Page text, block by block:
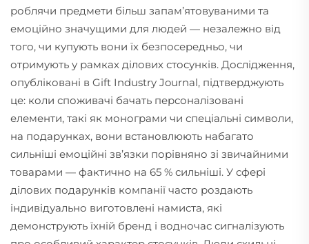
роблячи предмети більш запам’ятовуваними та
емоційно значущими для людей — незалежно від
того, чи купують вони їх безпосередньо, чи
отримують у рамках ділових стосунків. Дослідження,
опубліковані в Gift Industry Journal, підтверджують
це: коли споживачі бачать персоналізовані
елементи, такі як монограми чи спеціальні символи,
на подарунках, вони встановлюють набагато
сильніші емоційні зв’язки порівняно зі звичайними
товарами — фактично на 65 % сильніші. У сфері
ділових подарунків компанії часто роздають
індивідуально виготовлені намиста, які
демонструють їхній бренд і водночас сигналізують